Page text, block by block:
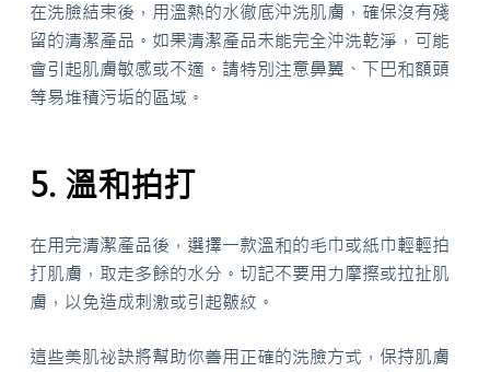
在洗臉結束後，用溫熱的水徹底沖洗肌膚，確保沒有殘
留的清潔產品。如果清潔產品未能完全沖洗乾淨，可能
會引起肌膚敏感或不適。請特別注意鼻翼、下巴和額頭
等易堆積污垢的區域。
5. 溫和拍打
在用完清潔產品後，選擇一款溫和的毛巾或紙巾輕輕拍
打肌膚，取走多餘的水分。切記不要用力摩擦或拉扯肌
膚，以免造成刺激或引起皺紋。
這些美肌祕訣將幫助你善用正確的洗臉方式，保持肌膚